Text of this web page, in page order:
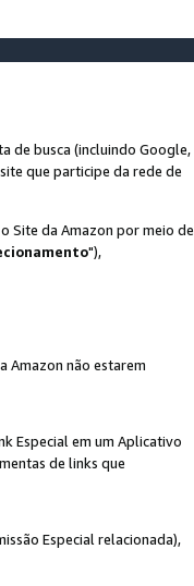
de busca (incluindo Google,
que participe da rede de
Site da Amazon por meio de
"),
Amazon não estarem
Especial em um Aplicativo
de links que
Especial relacionada),